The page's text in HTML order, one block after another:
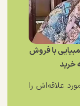
زن ۶۷ ساله کلمبیایی با فروش
خرید
مورد علاقه‌اش را